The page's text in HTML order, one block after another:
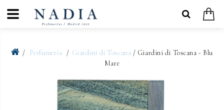
Perfumería Giardini di Toscana / Giardini di Toscana - Blu
Mare